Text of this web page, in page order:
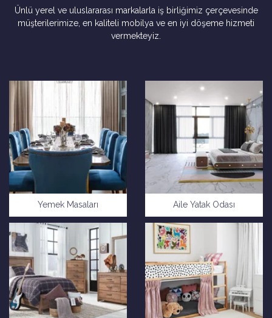
Ünlü yerel ve uluslararası markalarla iş birliğimiz çerçevesinde
müşterilerimize, en kaliteli mobilya ve en iyi döşeme hizmeti
vermekteyiz.
Yemek Masaları Aile Yatak Odası